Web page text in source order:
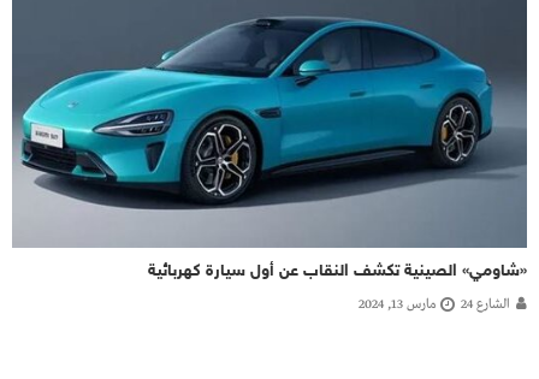
«شاومي» الصينية تكشف النقاب عن أول سيارة كهربائية
الشارع 24 مارس 13, 2024